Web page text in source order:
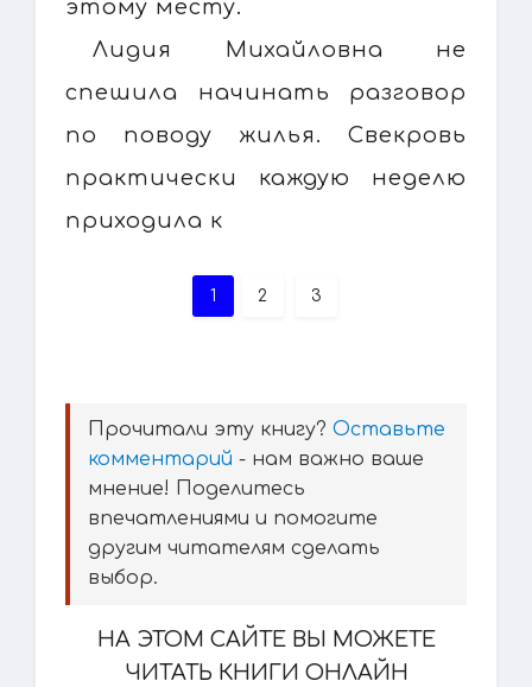
этому месту.
Лидия Михайловна не
спешила начинать разговор
по поводу жилья. Свекровь
практически каждую неделю
приходила к
1 2 3
Прочитали эту книгу? Оставьте
комментарий - нам важно ваше
мнение! Поделитесь
впечатлениями и помогите
другим читателям сделать
выбор.
НА ЭТОМ САЙТЕ ВЫ МОЖЕТЕ
ЧИТАТЬ КНИГИ ОНЛАЙН